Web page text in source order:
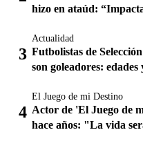
hizo en ataúd:
Actualidad
Futbolistas de
son goleadores: edades
El Juego de mi Destino
Actor de 'El Juego de
hace años: "La vida